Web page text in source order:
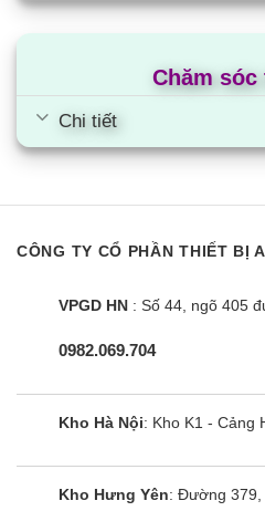
Chăm sóc
Chi tiết
CÔNG TY CỔ PHẦN THIẾT BỊ
VPGD HN : Số 44, ngõ 405
0982.069.704
Kho Hà Nội: Kho K1 - Cảng
Kho Hưng Yên: Đường 379,